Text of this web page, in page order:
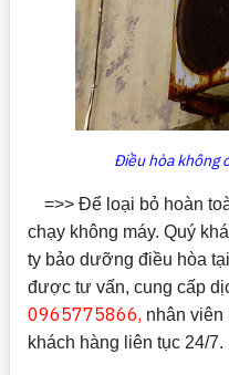
Điều hòa không
=>> Để loại bỏ hoàn
chạy không máy. Quý
ty bảo dưỡng điều hòa
được tư vấn, cung cấp
0965775866, nhân viên
khách hàng liên tục 24/7.